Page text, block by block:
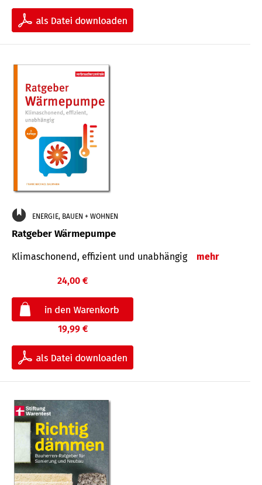
ENERGIE, BAUEN + WOHNEN
Ratgeber Wärmepumpe
Klimaschonend, effizient und unabhängig mehr
24,00 €
19,99 €